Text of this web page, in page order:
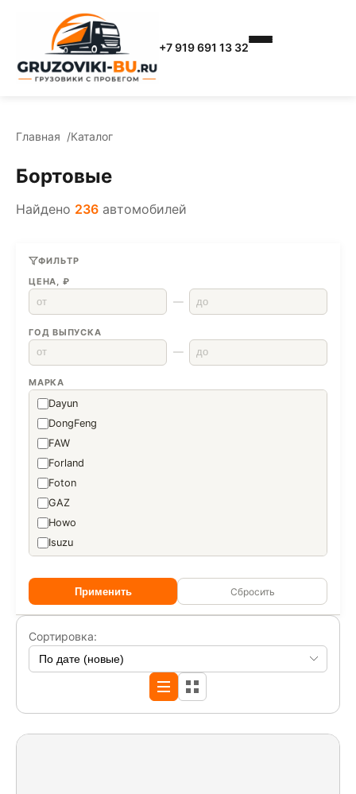
+7 919 691 13 32
Главная Каталог
Бортовые
Найдено 236 автомобилей
ФИЛЬТР
ЦЕНА, ₽
—
ГОД ВЫПУСКА
—
МАРКА
Dayun
DongFeng
FAW
Forland
Foton
GAZ
Howo
Isuzu
WANSHAN
АвтоМаш
Автомеханический Завод
АВТОМОБИЛЬНЫЙ ЗАВОД ГЕФ
Применить Сбросить
Сортировка: